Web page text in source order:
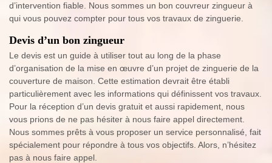
d’intervention fiable. Nous sommes un bon couvreur zingueur à
qui vous pouvez compter pour tous vos travaux de zinguerie.
Devis d’un bon zingueur
Le devis est un guide à utiliser tout au long de la phase
d’organisation de la mise en œuvre d’un projet de zinguerie de la
couverture de maison. Cette estimation devrait être établi
particulièrement avec les informations qui définissent vos travaux.
Pour la réception d’un devis gratuit et aussi rapidement, nous
vous prions de ne pas hésiter à nous faire appel directement.
Nous sommes prêts à vous proposer un service personnalisé, fait
spécialement pour répondre à tous vos objectifs. Alors, n’hésitez
pas à nous faire appel.